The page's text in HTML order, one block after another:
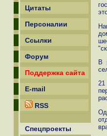
Цитаты
Персоналии
Ссылки
Форум
Поддержка сайта
E-mail
RSS
Спецпроекты
В
21